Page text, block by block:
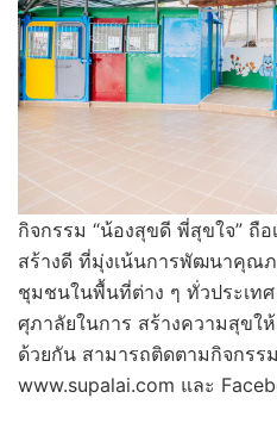
กิจกรรม “น้องสุขดี พี่สุขใจ” ถื
สร้างดี ที่มุ่งเน้นการพัฒนาคุณ
ชุมชนในพื้นที่ต่าง ๆ ทั่วประเท
ศุภาลัยในการ สร้างความสุขใ
ด้วยกัน สามารถติดตามกิจกรร
www.supalai.com และ